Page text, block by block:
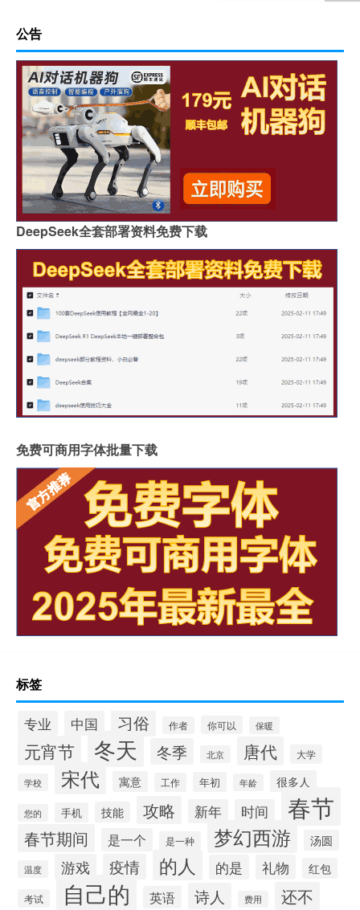
公告
DeepSeek全套部署资料免费下载
免费可商用字体批量下载
标签
专业 中国 习俗 作者 你可以 保暖
元宵节 冬天 冬季 北京 唐代 大学
学校 宋代 寓意 工作 年初 年龄 很多人
您的 手机 技能 攻略 新年 时间 春节
春节期间 是一个 是一种 梦幻西游 汤圆
温度 游戏 疫情 的人 的是 礼物 红包
考试 自己的 英语 诗人 费用 还不